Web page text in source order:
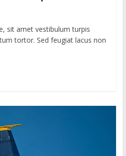
sit amet vestibulum turpis
tortor. Sed feugiat lacus non